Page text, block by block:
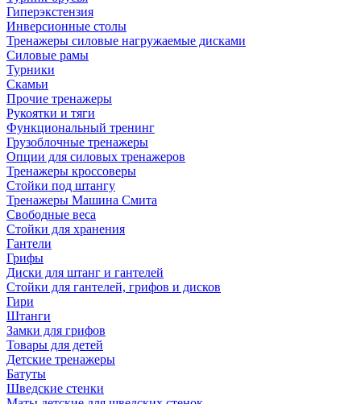
Гиперэкстензия
Инверсионные столы
Тренажеры силовые нагружаемые дисками
Силовые рамы
Турники
Скамьи
Прочие тренажеры
Рукоятки и тяги
Функциональный тренинг
Грузоблочные тренажеры
Опции для силовых тренажеров
Тренажеры кроссоверы
Стойки под штангу
Тренажеры Машина Смита
Свободные веса
Стойки для хранения
Гантели
Грифы
Диски для штанг и гантелей
Стойки для гантелей, грифов и дисков
Гири
Штанги
Замки для грифов
Товары для детей
Детские тренажеры
Батуты
Шведские стенки